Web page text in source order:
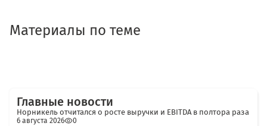
Материалы по теме
Главные новости
Норникель отчитался о росте выручки и EBITDA в полтора раза
6 августа 2026 0